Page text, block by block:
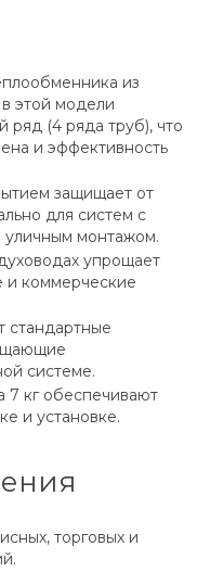
из
этой модели
ряд (4 ряда труб), что
и эффективность
защищает от
для систем с
монтажом.
упрощает
коммерческие
стандартные
системе.
7 кг обеспечивают
и установке.
торговых и